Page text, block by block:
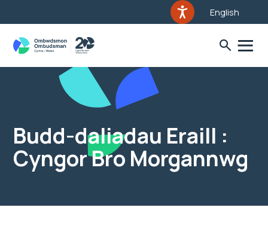
English
Budd-daliadau Eraill :
Cyngor Bro Morgannwg